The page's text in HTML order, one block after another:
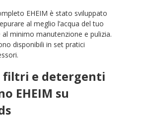
EHEIM è stato sviluppato
al meglio l’acqua del tuo
minimo manutenzione e pulizia.
disponibili in set pratici
filtri e detergenti
EHEIM su